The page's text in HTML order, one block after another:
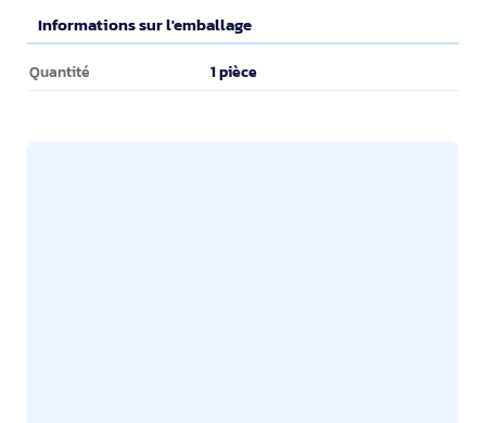
Informations sur l'emballage
Informations sur l'emballage
Quantité 1 pièce